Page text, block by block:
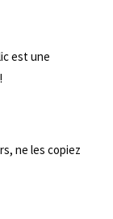
est une
ne les copiez